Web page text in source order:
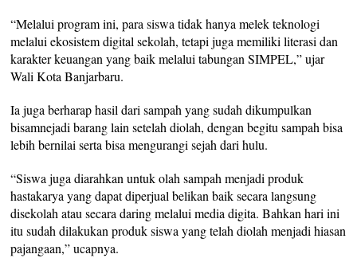
“Melalui program ini, para siswa tidak hanya melek teknologi
melalui ekosistem digital sekolah, tetapi juga memiliki literasi dan
karakter keuangan yang baik melalui tabungan SIMPEL,” ujar
Wali Kota Banjarbaru.
Ia juga berharap hasil dari sampah yang sudah dikumpulkan
bisamnejadi barang lain setelah diolah, dengan begitu sampah bisa
lebih bernilai serta bisa mengurangi sejah dari hulu.
“Siswa juga diarahkan untuk olah sampah menjadi produk
hastakarya yang dapat diperjual belikan baik secara langsung
disekolah atau secara daring melalui media digita. Bahkan hari ini
itu sudah dilakukan produk siswa yang telah diolah menjadi hiasan
pajangaan,” ucapnya.